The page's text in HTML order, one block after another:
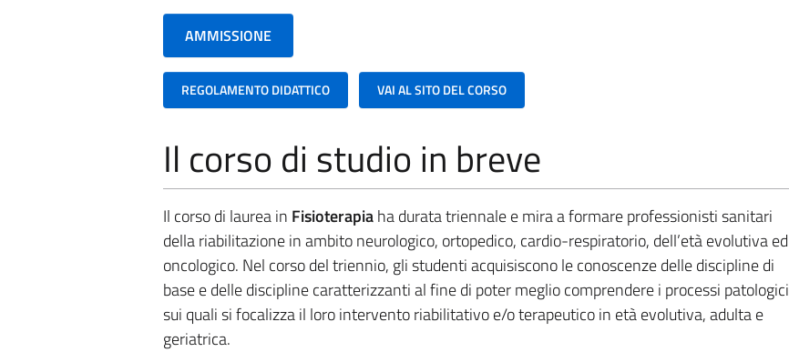
AMMISSIONE
REGOLAMENTO DIDATTICO VAI AL SITO DEL CORSO
Il corso di studio in breve
Il corso di laurea in Fisioterapiaha durata triennale e mira a formare professionisti sanitari
della riabilitazione in ambito neurologico, ortopedico, cardio-respiratorio, dell’età evolutiva ed
oncologico. Nel corso del triennio, gli studenti acquisiscono le conoscenze delle discipline di
base e delle discipline caratterizzanti al fine di poter meglio comprendere i processi patologici
sui quali si focalizza il loro intervento riabilitativo e/o terapeutico in età evolutiva, adulta e
geriatrica.